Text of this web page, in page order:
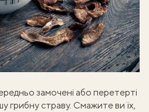
замочені або перетерті
грибну страву. Смажите ви їх,